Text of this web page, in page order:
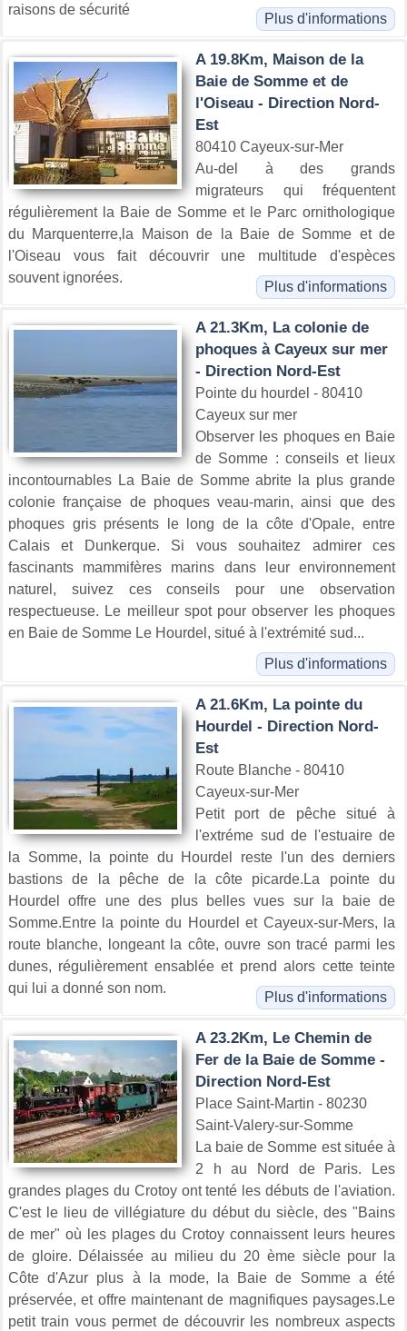
raisons de sécurité
Plus d'informations
A 19.8Km, Maison de la
Baie de Somme et de
l'Oiseau - Direction Nord-
Est
80410 Cayeux-sur-Mer
Au-del à des grands
migrateurs qui fréquentent
régulièrement la Baie de Somme et le Parc ornithologique
du Marquenterre,la Maison de la Baie de Somme et de
l'Oiseau vous fait découvrir une multitude d'espèces
souvent ignorées.
Plus d'informations
A 21.3Km, La colonie de
phoques à Cayeux sur mer
- Direction Nord-Est
Pointe du hourdel - 80410
Cayeux sur mer
Observer les phoques en Baie
de Somme : conseils et lieux
incontournables La Baie de Somme abrite la plus grande
colonie française de phoques veau-marin, ainsi que des
phoques gris présents le long de la côte d'Opale, entre
Calais et Dunkerque. Si vous souhaitez admirer ces
fascinants mammifères marins dans leur environnement
naturel, suivez ces conseils pour une observation
respectueuse. Le meilleur spot pour observer les phoques
en Baie de Somme Le Hourdel, situé à l'extrémité sud...
Plus d'informations
A 21.6Km, La pointe du
Hourdel - Direction Nord-
Est
Route Blanche - 80410
Cayeux-sur-Mer
Petit port de pêche situé à
l'extréme sud de l'estuaire de
la Somme, la pointe du Hourdel reste l'un des derniers
bastions de la pêche de la côte picarde.La pointe du
Hourdel offre une des plus belles vues sur la baie de
Somme.Entre la pointe du Hourdel et Cayeux-sur-Mers, la
route blanche, longeant la côte, ouvre son tracé parmi les
dunes, régulièrement ensablée et prend alors cette teinte
qui lui a donné son nom.
Plus d'informations
A 23.2Km, Le Chemin de
Fer de la Baie de Somme -
Direction Nord-Est
Place Saint-Martin - 80230
Saint-Valery-sur-Somme
La baie de Somme est située à
2 h au Nord de Paris. Les
grandes plages du Crotoy ont tenté les débuts de l'aviation.
C'est le lieu de villégiature du début du siècle, des "Bains
de mer" où les plages du Crotoy connaissent leurs heures
de gloire. Délaissée au milieu du 20 ème siècle pour la
Côte d'Azur plus à la mode, la Baie de Somme a été
préservée, et offre maintenant de magnifiques paysages.Le
petit train vous permet de découvrir les nombreux aspects